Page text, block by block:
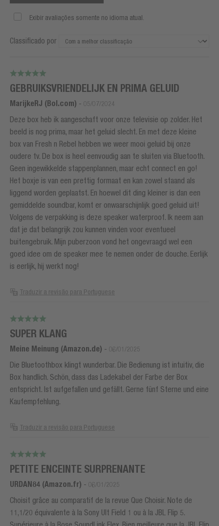
Exibir avaliações somente no idioma atual.
Classificado por
GEBRUIKSVRIENDELIJK EN PRIMA GELUID
MarijkeRJ (Bol.com) - 05/07/2024
Deze box heb ik aangeschaft voor onze televisie op zolder. Het
beeld is nog prima, maar het geluid slecht. En met deze kleine
box van Fresh n Rebel hebben we weer mooi geluid bij onze
oudere tv. De box is heel eenvoudig aan te sluiten via Bluetooth.
Geen ingewikkelde stappenplannen, maar echt connect en go!
Het boxje is van een prettig formaat en kan zowel staand als
liggend worden geplaatst. En hoewel dit ding kleiner is dan een
gemiddelde soundbar, komt er onwaarschijnlijk goed geluid uit!
Volgens de verpakking is deze speaker waterproof. Ik neem aan
dat je dat belangrijk zou kunnen vinden voor eventueel
buitengebruik. Mijn puberzoon vond het ongevraagd wel een
goed idee om de speaker mee te nemen onder de douche. Eerlijk
is eerlijk, hij werkt nog!
Traduzir a revisão para Portuguese
SUPER KLANG
Meine Meinung (Amazon.de) - 06/01/2025
Die Bluetoothbox klingt wunderbar. Die Bedienung ist intuitiv, die
Box handlich. Schön, dass das Ladekabel der Farbe der Box
entspricht. Ist aufgefallen und gefällt. Gerne fünf Sterne und eine
Kaufempfehlung.
Traduzir a revisão para Portuguese
PETITE ENCEINTE SURPRENANTE
URDAN84 (Amazon.fr) - 06/01/2025
Choisit grâce au comparatif de la revue Que Choisir. Note de
11,1/20 équivalente à la Sony Ult Field 1 ou à la JBL Flip 5.